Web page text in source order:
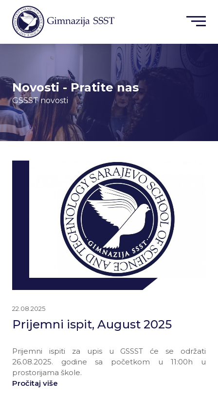
Novosti - Pratite nas
GSSST novosti
22.08.2025
Prijemni ispit, August 2025
Prijemni ispiti za upis u GSSST će se održati
26.08.2025. godine sa početkom u 11:00h u
prostorijama škole.
Pročitaj više